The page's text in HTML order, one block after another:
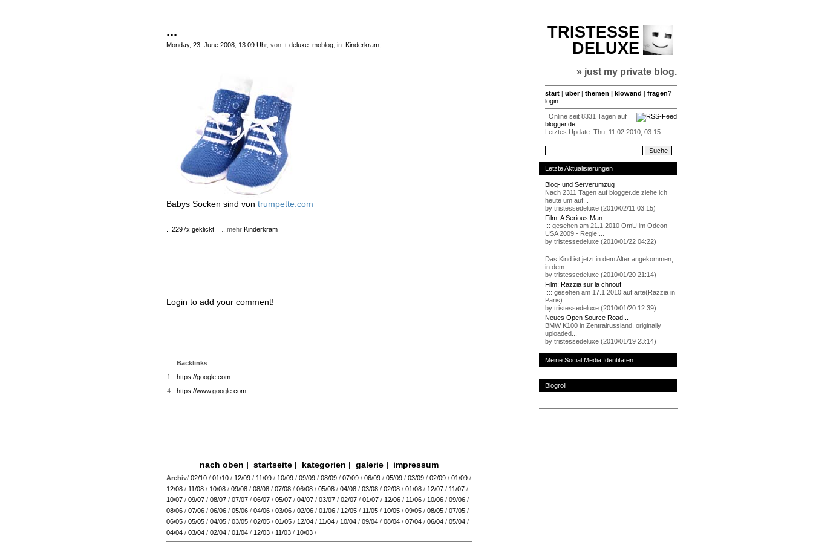
...
Monday, 23. June 2008 13:09 Uhr, von: t-deluxe_moblog , in: Kinderkram
Babys Socken sind von trumpette.com
...2297x geklickt ...mehr Kinderkram
Login to add your comment!
Backlinks
1
https://google.com
4
https://www.google.com
TRISTESSE
DELUXE
» just my private blog.
start | über| themen | klowand | fragen?
login
Online seit 8331 Tagen auf
blogger.de
Letztes Update: Thu, 11.02.2010, 03:15
Letzte Aktualisierungen
Blog- und Serverumzug
Nach 2311 Tagen auf blogger.de ziehe ich
heute um auf...
by tristessedeluxe (2010/02/11 03:15)
Film: A Serious Man
::: gesehen am 21.1.2010 OmU im Odeon
USA 2009 - Regie:...
by tristessedeluxe (2010/01/22 04:22)
Das Kind ist jetzt in dem Alter angekommen,
in dem...
by tristessedeluxe (2010/01/20 21:14)
Film: Razzia sur la chnouf
:::: gesehen am 17.1.2010 auf arte(Razzia in
Paris)...
by tristessedeluxe (2010/01/20 12:39)
Neues Open Source Road...
BMW K100 in Zentralrussland, originally
uploaded...
by tristessedeluxe (2010/01/19 23:14)
Meine Social Media Identitäten
Blogroll
nach oben | startseite| kategorien | galerie| impressum
Archiv/ 02/10 / 01/10 / 12/09 / 11/09 / 10/09 / 09/09 / 08/09 / 07/09 / 06/09 / 05/09 / 03/09 / 02/09 / 01/09 /
12/08 / 11/08 / 10/08 / 09/08 / 08/08 / 07/08 / 06/08 / 05/08 / 04/08 / 03/08 / 02/08 / 01/08 / 12/07 / 11/07 /
10/07 / 09/07 / 08/07 / 07/07 / 06/07 / 05/07 / 04/07 / 03/07 / 02/07 / 01/07 / 12/06 / 11/06 / 10/06 / 09/06 /
08/06 / 07/06 / 06/06 / 05/06 / 04/06 / 03/06 / 02/06 / 01/06 / 12/05 / 11/05 / 10/05 / 09/05 / 08/05 / 07/05 /
06/05 / 05/05 / 04/05 / 03/05 / 02/05 / 01/05 / 12/04 / 11/04 / 10/04 / 09/04 / 08/04 / 07/04 / 06/04 / 05/04 /
04/04 / 03/04 / 02/04 / 01/04 / 12/03 / 11/03 / 10/03 /